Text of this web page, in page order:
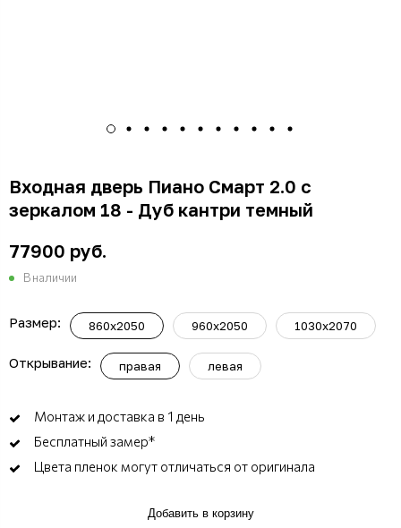
Входная дверь Пиано Смарт 2.0 с
зеркалом 18 - Дуб кантри темный
77900 руб.
В наличии
Размер: 860х2050 960х2050 1030х2070
Открывание: правая левая
Монтаж и доставка в 1 день
Бесплатный замер*
Цвета пленок могут отличаться от оригинала
Добавить в корзину